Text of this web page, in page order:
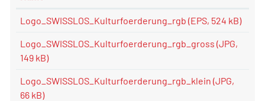
Logo_SWISSLOS_Kulturfoerderung_rgb (EPS, 524 kB)
Logo_SWISSLOS_Kulturfoerderung_rgb_gross (JPG,
149 kB)
Logo_SWISSLOS_Kulturfoerderung_rgb_klein (JPG,
66 kB)